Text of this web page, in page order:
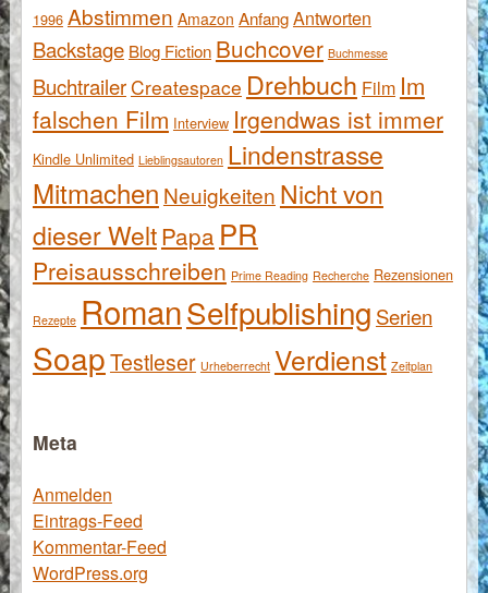
1996 Abstimmen Amazon AnfangAntworten
Backstage Blog Fiction Buchcover Buchmesse
BuchtrailerCreatespace Drehbuch Film Im
falschen Film Interview Irgendwas ist immer
Kindle Unlimited Lieblingsautoren Lindenstrasse
Mitmachen Neuigkeiten Nicht von
dieser WeltPapa PR
Preisausschreiben Prime Reading Recherche Rezensionen
Rezepte RomanSelfpublishing Serien
SoapTestleser Urheberrecht Verdienst Zeitplan
Meta
Anmelden
Eintrags-Feed
Kommentar-Feed
WordPress.org